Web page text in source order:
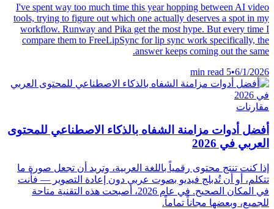
I've spent way too much time this year hopping between AI video
tools, trying to figure out which one actually deserves a spot in my
workflow. Runway and Pika get the most hype. But every time I
compare them to FreeLipSync for lip sync work specifically, the
answer keeps coming out the same.
6/1/2026
•
5 min read
مقارنات
أفضل أدوات مزامنة الشفاه بالذكاء الاصطناعي للمحتوى
العربي في 2026
إذا كنت تنتج محتوى رقمياً باللغة العربية، وتريد أن تجعل صورة ما
تتكلم، أو أن تُدبلج فيديو بصوت عربي دون إعادة التصوير — فأنت
في المكان الصحيح. في عام 2026، أصبحت هذه التقنية متاحة
للجميع، وبعضها مجاناً تماماً.